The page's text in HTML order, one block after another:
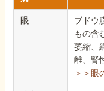
眼
ブドウ
もの含
萎縮、
離、腎
＞＞眼